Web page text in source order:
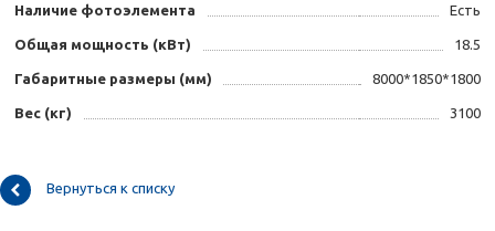
Наличие фотоэлемента Есть
Общая мощность (кВт) 18.5
Габаритные размеры (мм) 8000*1850*1800
Вес (кг) 3100
Вернуться к списку